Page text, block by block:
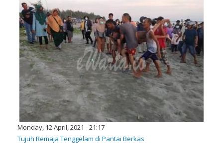
Monday, 12 April, 2021 - 21:17
Tujuh Remaja Tenggelam di Pantai Berkas